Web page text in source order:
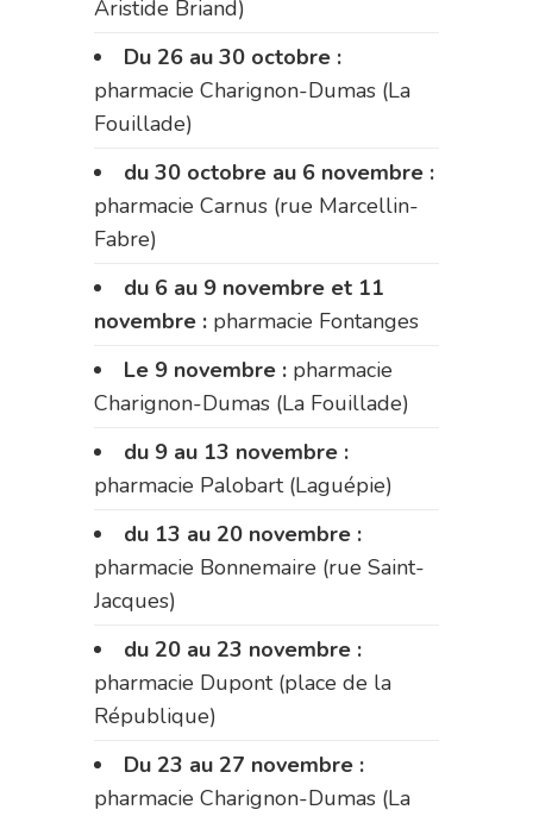
Aristide Briand)
Du 26 au 30 octobre :
pharmacie Charignon-Dumas (La
Fouillade)
du 30 octobre au 6 novembre :
pharmacie Carnus (rue Marcellin-
Fabre)
du 6 au 9 novembre et 11
novembre : pharmacie Fontanges
Le 9 novembre : pharmacie
Charignon-Dumas (La Fouillade)
du 9 au 13 novembre :
pharmacie Palobart (Laguépie)
du 13 au 20 novembre :
pharmacie Bonnemaire (rue Saint-
Jacques)
du 20 au 23 novembre :
pharmacie Dupont (place de la
République)
Du 23 au 27 novembre :
pharmacie Charignon-Dumas (La